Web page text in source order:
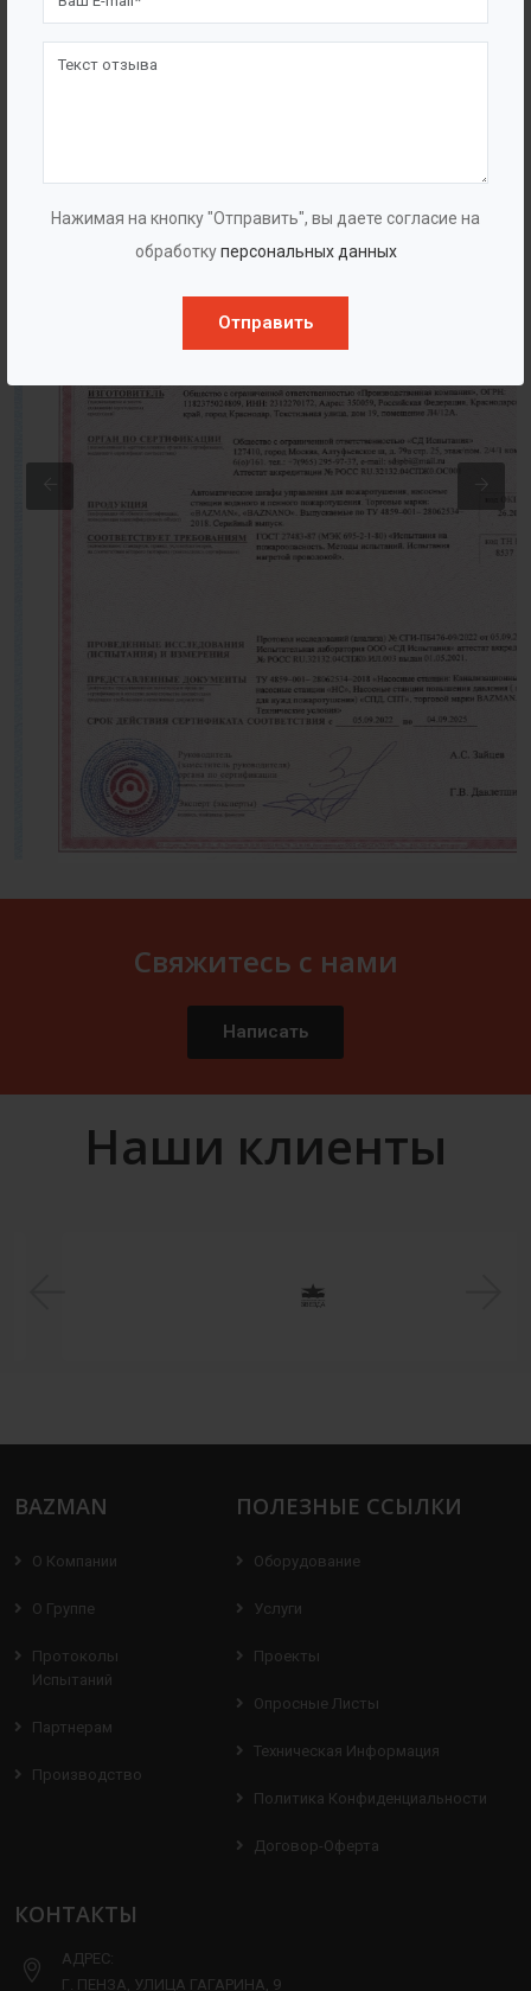
Нажимая на кнопку "Отправить", вы даете согласие на
обработкуперсональных данных
Отправить
Сертификаты
Свяжитесь с нами
Написать
Наши клиенты
BAZMAN
О Компании
О Группе
Протоколы
Испытаний
Партнерам
Производство
ПОЛЕЗНЫЕ ССЫЛКИ
Оборудование
Услуги
Проекты
Опросные Листы
Техническая Информация
Политика Конфиденциальности
Договор-Оферта
КОНТАКТЫ
АДРЕС:
Г. ПЕНЗА, УЛИЦА ГАГАРИНА, 9